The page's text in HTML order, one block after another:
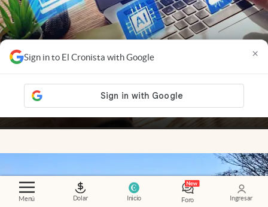
Menú Dolar Inicio Foro Ingresar
Sign in to El Cronista with Google ×
Nuevas ganadoras
Startups AI-native: por qué
crecen más rápido y desafían a las empresas
tradicionales
Adrián Mansilla Members